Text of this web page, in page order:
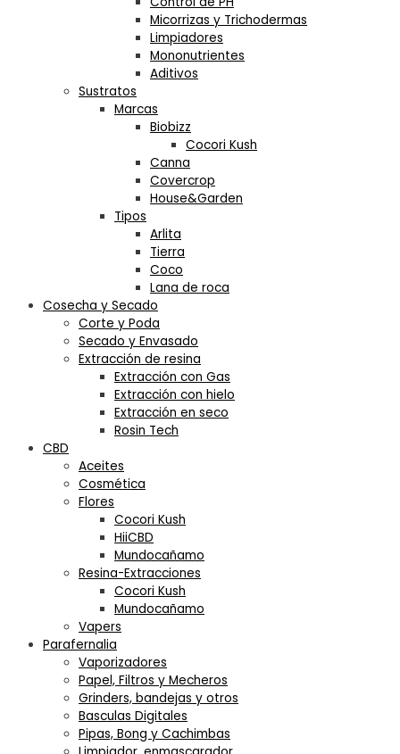
Micorrizas y Trichodermas
Limpiadores
Mononutrientes
Aditivos
Sustratos
Marcas
Biobizz
Cocori Kush
Canna
Covercrop
House&Garden
Tipos
Arlita
Tierra
Coco
Lana de roca
Cosecha y Secado
Corte y Poda
Secado y Envasado
Extracción de resina
Extracción con Gas
Extracción con hielo
Extracción en seco
Rosin Tech
CBD
Aceites
Cosmética
Flores
Cocori Kush
HiiCBD
Mundocañamo
Resina-Extracciones
Cocori Kush
Mundocañamo
Vapers
Parafernalia
Vaporizadores
Papel, Filtros y Mecheros
Grinders, bandejas y otros
Basculas Digitales
Pipas, Bong y Cachimbas